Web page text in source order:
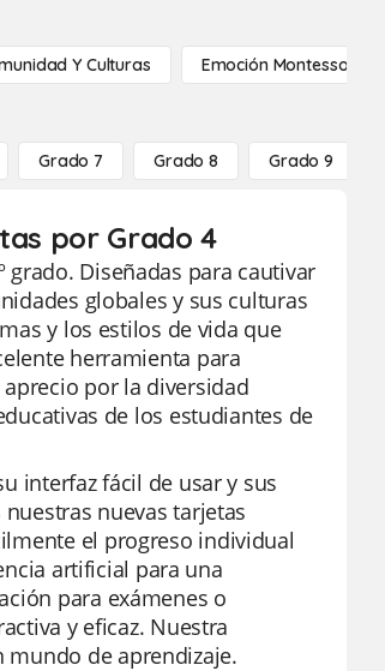
Y Culturas Emoción Montessori
Grado 7 Grado 8 Grado 9
por Grado 4
Diseñadas para cautivar
globales y sus culturas
y los estilos de vida que
herramienta para
por la diversidad
de los estudiantes de
interfaz fácil de usar y sus
nuevas tarjetas
el progreso individual
artificial para una
para exámenes o
y eficaz. Nuestra
mundo de aprendizaje.